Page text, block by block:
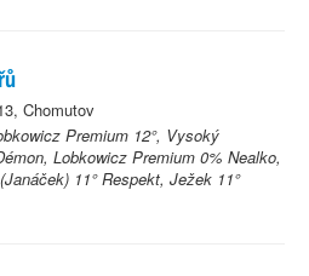
Chomutov
Premium 12°, Vysoký
Lobkowicz Premium 0% Nealko,
11° Respekt, Ježek 11°